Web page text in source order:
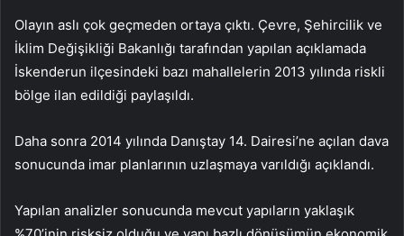
Olayın aslı çok geçmeden ortaya çıktı. Çevre, Şehircilik ve
İklim Değişikliği Bakanlığı tarafından yapılan açıklamada
İskenderun ilçesindeki bazı mahallelerin 2013 yılında riskli
bölge ilan edildiği paylaşıldı.
Daha sonra 2014 yılında Danıştay 14. Dairesi’ne açılan dava
sonucunda imar planlarının uzlaşmaya varıldığı açıklandı.
Yapılan analizler sonucunda mevcut yapıların yaklaşık